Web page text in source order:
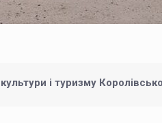
і туризму